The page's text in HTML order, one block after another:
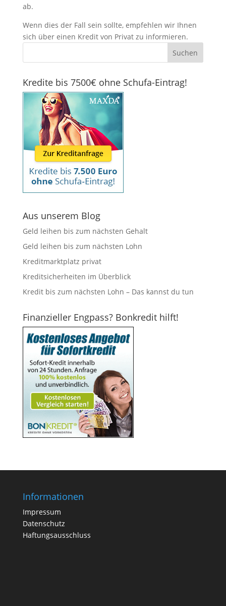
ab.
Wenn dies der Fall sein sollte, empfehlen wir Ihnen
sich über einen Kredit von Privat zu informieren.
Kredite bis 7500€ ohne Schufa-Eintrag!
Aus unserem Blog
Geld leihen bis zum nächsten Gehalt
Geld leihen bis zum nächsten Lohn
Kreditmarktplatz privat
Kreditsicherheiten im Überblick
Kredit bis zum nächsten Lohn – Das kannst du tun
Finanzieller Engpass? Bonkredit hilft!
Informationen
Impressum
Datenschutz
Haftungsausschluss